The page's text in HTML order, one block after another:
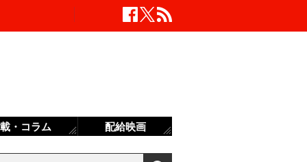
・コラム 配給映画